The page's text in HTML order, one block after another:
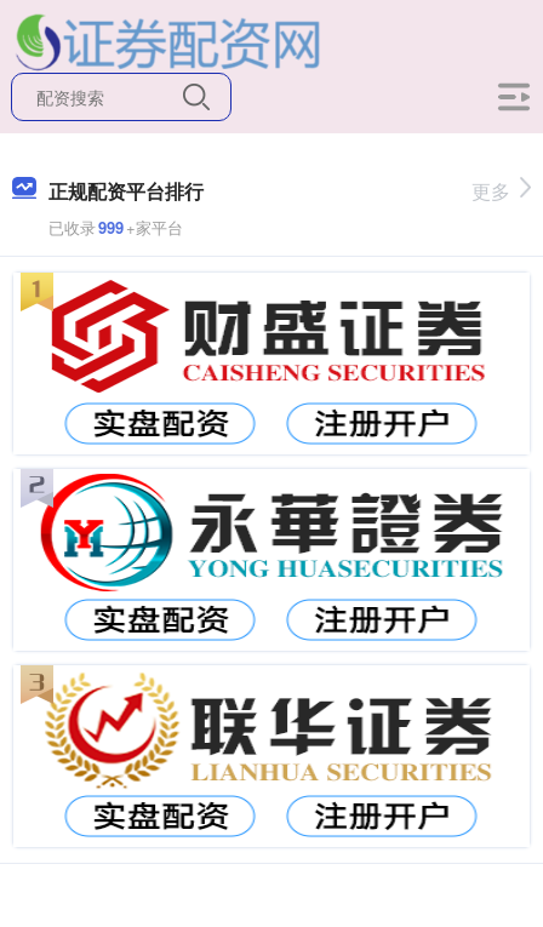
正规配资平台排行
已收录999+家平台
更多